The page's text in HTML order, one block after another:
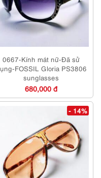
0667-Kính mát nữ-Đã sử
FOSSIL Gloria PS3806
sunglasses
680,000 đ
- 14%